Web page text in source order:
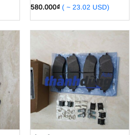
580.000₫ ( ~ 23.02 USD)